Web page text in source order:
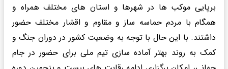
برپایی موکب ها در شهرها و استان های مختلف همراه و
همگام با مردم حماسه ساز و مقاوم و اقشار مختلف حضور
داشتند. با این حال با توجه به وضعیت کشور در دوران جنگ و
کمک به روند بهتر آماده سازی تیم ملی برای حضور در جام